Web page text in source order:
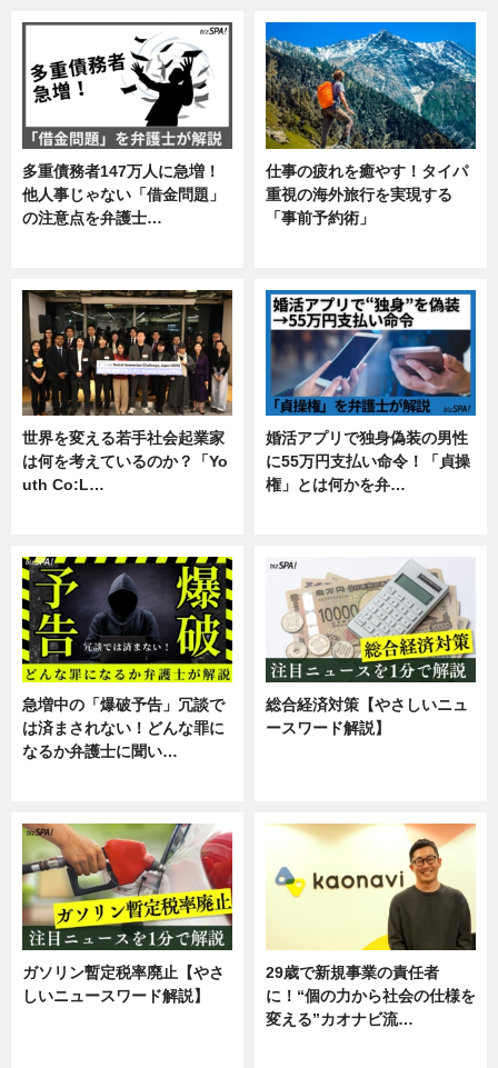
多重債務者147万人に急増！
他人事じゃない「借金問題」
の注意点を弁護士…
仕事の疲れを癒やす！タイパ
重視の海外旅行を実現する
「事前予約術」
世界を変える若手社会起業家
は何を考えているのか？「Yo
uth Co:L…
婚活アプリで独身偽装の男性
に55万円支払い命令！「貞操
権」とは何かを弁…
急増中の「爆破予告」冗談で
は済まされない！どんな罪に
なるか弁護士に聞い…
総合経済対策【やさしいニュ
ースワード解説】
ガソリン暫定税率廃止【やさ
しいニュースワード解説】
29歳で新規事業の責任者
に！“個の力から社会の仕様を
変える”カオナビ流…